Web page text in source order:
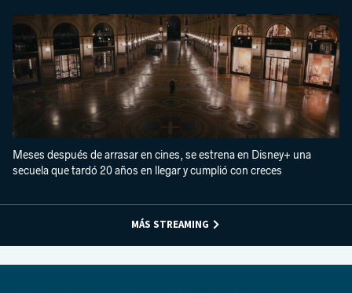
Meses después de arrasar en cines, se estrena en Disney+ una
secuela que tardó 20 años en llegar y cumplió con creces
MÁS STREAMING